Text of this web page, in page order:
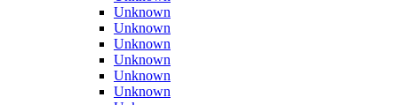
Unknown
Unknown
Unknown
Unknown
Unknown
Unknown